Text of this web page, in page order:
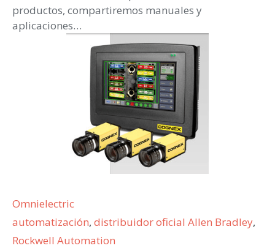
productos, compartiremos manuales y
aplicaciones…
Categorías
Omnielectric
Etiquetas
automatización, distribuidor oficial Allen Bradley,
Rockwell Automation